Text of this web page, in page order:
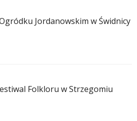
Jordanowskim w Świdnicy
Folkloru w Strzegomiu